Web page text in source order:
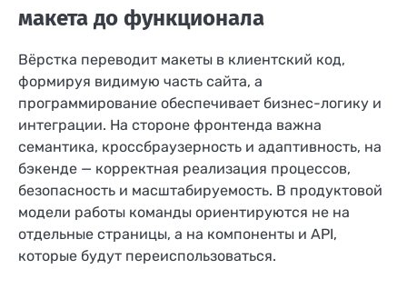
макета до функционала
Вёрстка переводит макеты в клиентский код,
формируя видимую часть сайта, а
программирование обеспечивает бизнес-логику и
интеграции. На стороне фронтенда важна
семантика, кроссбраузерность и адаптивность, на
бэкенде — корректная реализация процессов,
безопасность и масштабируемость. В продуктовой
модели работы команды ориентируются не на
отдельные страницы, а на компоненты и API,
которые будут переиспользоваться.